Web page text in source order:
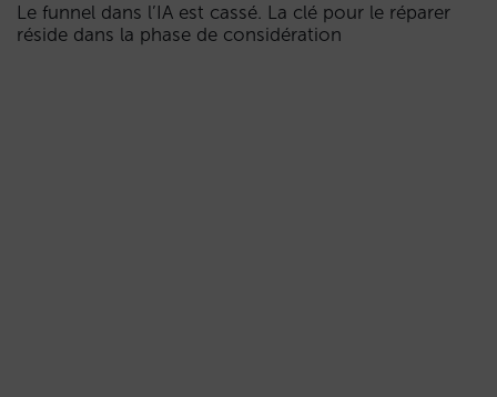
Le funnel dans l’IA est cassé. La clé pour le réparer
réside dans la phase de considération